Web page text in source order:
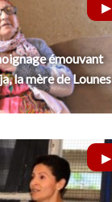
émouvant
la mère de Lounes